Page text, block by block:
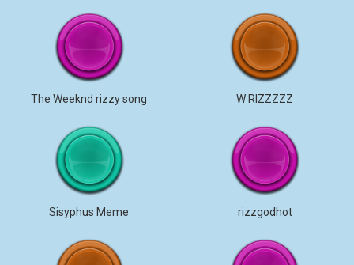
The Weeknd rizzy song W RIZZZZZ
Sisyphus Meme rizzgodhot